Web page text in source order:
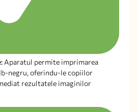
Aparatul permite imprimarea
negru, oferindu-le copiilor
rezultatele imaginilor